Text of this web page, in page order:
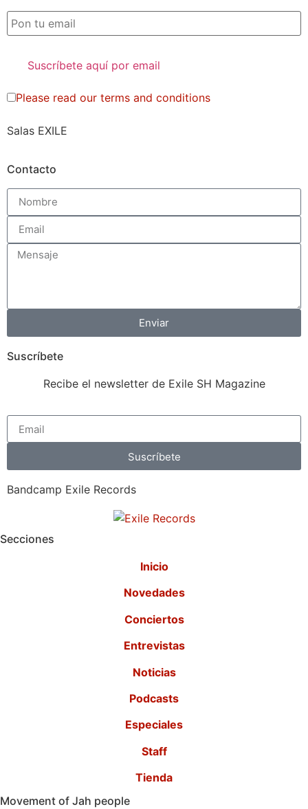
Please read our terms and conditions
Salas EXILE
Contacto
Enviar
Suscríbete
Recibe el newsletter de Exile SH Magazine
Suscríbete
Bandcamp Exile Records
Secciones
Inicio
Novedades
Conciertos
Entrevistas
Noticias
Podcasts
Especiales
Staff
Tienda
Movement of Jah people